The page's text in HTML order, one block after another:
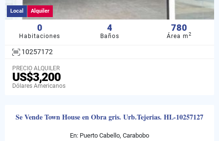
Local Alquiler
0
Habitaciones
4
Baños
780
Área m2
10257172
PRECIO ALQUILER
US$3,200
Dólares Americanos
Se Vende Town House en Obra gris. Urb.Tejerias. HL-10257127
En: Puerto Cabello, Carabobo